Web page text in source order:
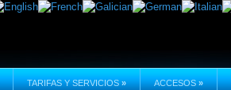
TARIFAS Y SERVICIOS » ACCESOS »